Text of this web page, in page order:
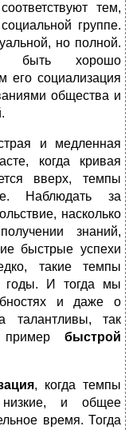
тем,
группе.
но полной.
быть хорошо
его социализация
общества и
и медленная
когда кривая
вверх, темпы
Наблюдать за
насколько
знаний,
быстрые успехи
такие темпы
годы. И тогда мы
и даже о
талантливы, так
пример быстрой
, когда темпы
низкие, и общее
время. Тогда